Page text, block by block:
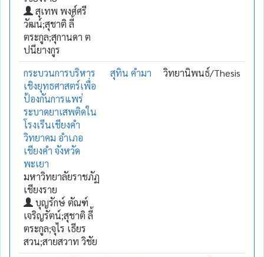
สุเทพ พงศ์ศรี
วัฒน์;สุชาติ ลี้
ตระกูล;สุกานดา ต
ปนียางกูร
กระบวนการบริหาร
เชิงยุทธศาสตร์เพื่อ
ป้องกันการแพร่
ระบาดยาเสพติดใน
โรงเรีนเชียงคำ
วิทยาคม อำเภอ
เชียงคำ จังหวัด
พะเยา
มหาวิทยาลัยราชภัฏ
เชียงราย
บุญรักษ์ ตัณฑ์
เจริญรัตน์;สุชาติ ลี้
ตระกูล;จุไร เธียร
สวน;สายสวาท วิชัย
สุทิน คำมา วิทยานิพนธ์/Thesis